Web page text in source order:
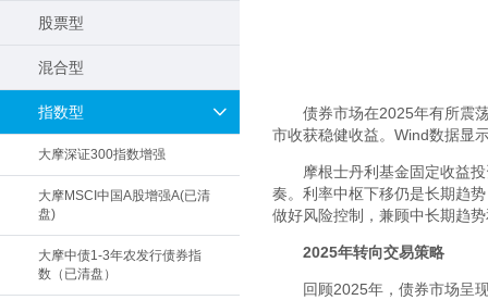
股票型
混合型
指数型
大摩深证300指数增强
大摩MSCI中国A股增强A(已清
盘)
大摩中债1-3年农发行债券指
数（已清盘）
债券市场在2025年有所震
市收获稳健收益。Wind数据显
摩根士丹利基金固定收益
奏。利率中枢下移仍是长期趋
做好风险控制，兼顾中长期趋
2025年转向交易策略
回顾2025年，债券市场呈